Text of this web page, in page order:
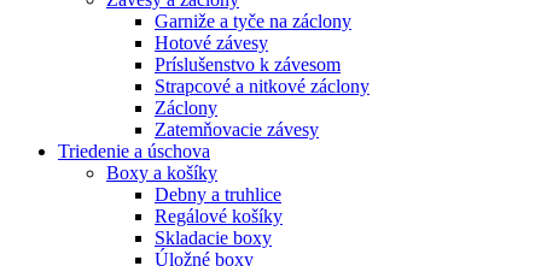
Garniže a tyče na záclony
Hotové závesy
Príslušenstvo k závesom
Strapcové a nitkové záclony
Záclony
Zatemňovacie závesy
Triedenie a úschova
Boxy a košíky
Debny a truhlice
Regálové košíky
Skladacie boxy
Úložné boxy